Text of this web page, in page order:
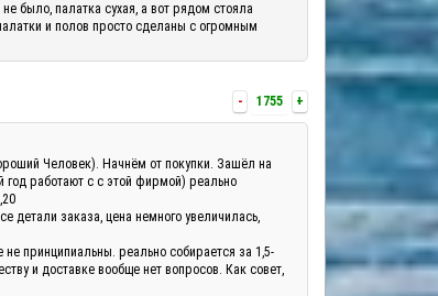
было, палатка сухая, а вот рядом стояла
и полов просто сделаны с огромным
- 1755 +
Человек). Начнём от покупки. Зашёл на
год работают с с этой фирмой) реально
детали заказа, цена немного увеличилась,
принципиальны. реально собирается за 1,5-
и доставке вообще нет вопросов. Как совет,